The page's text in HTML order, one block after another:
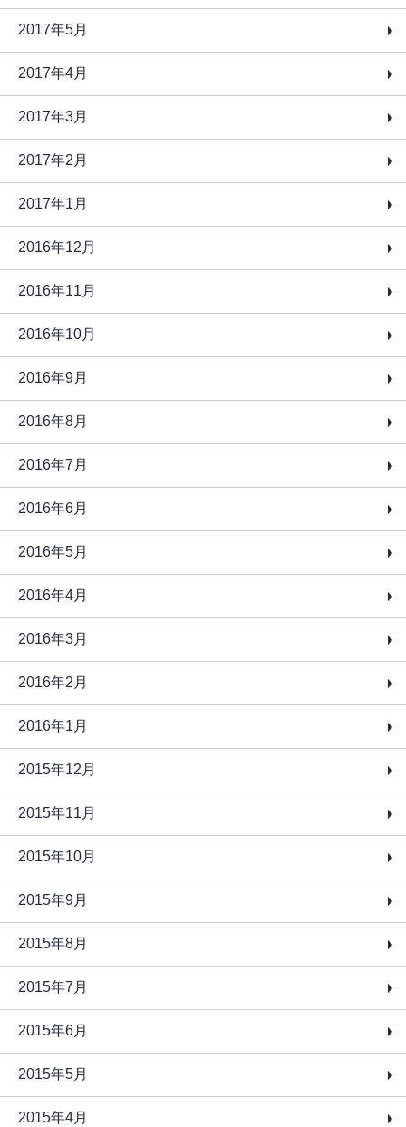
2017年5月
2017年4月
2017年3月
2017年2月
2017年1月
2016年12月
2016年11月
2016年10月
2016年9月
2016年8月
2016年7月
2016年6月
2016年5月
2016年4月
2016年3月
2016年2月
2016年1月
2015年12月
2015年11月
2015年10月
2015年9月
2015年8月
2015年7月
2015年6月
2015年5月
2015年4月